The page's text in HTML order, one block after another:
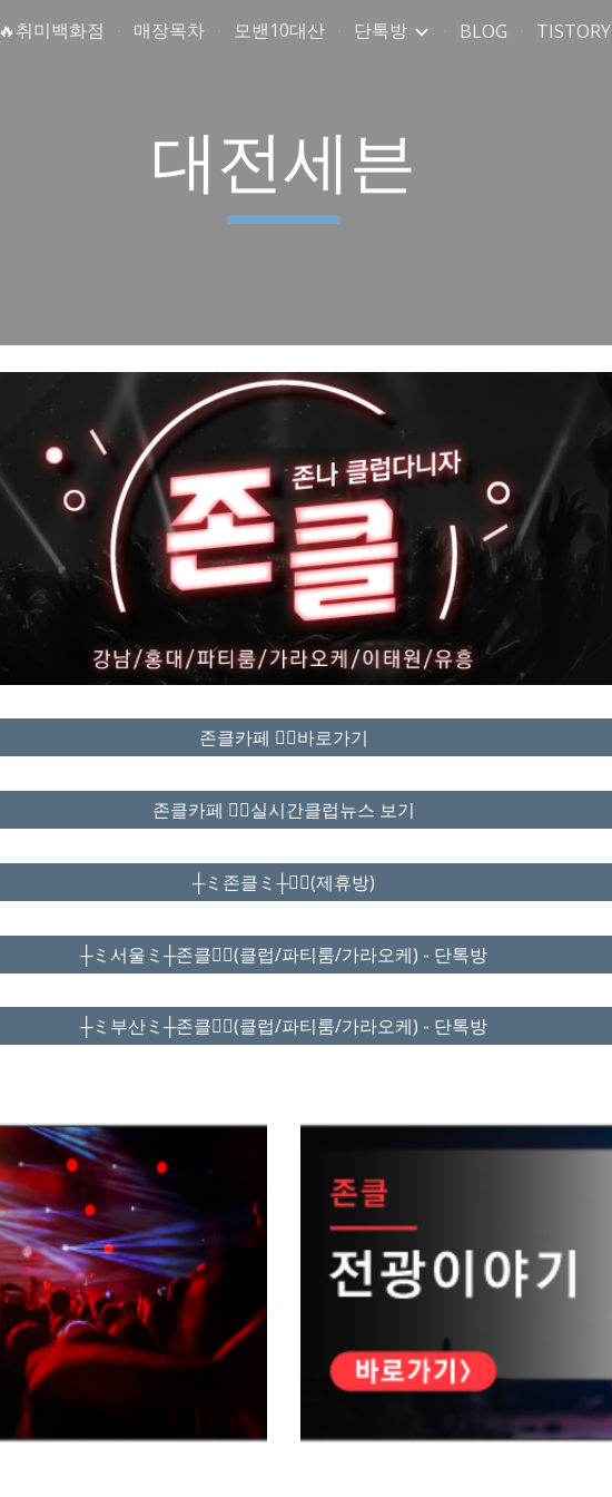
Skip to main content Skip to navigation
🔥취미백화점 매장목차 모밴10대산 단톡방 BLOG TISTORY
대전세븐
존클카페 ❤️‍🔥바로가기
존클카페 ❤️‍🔥실시간클럽뉴스 보기
┼ミ존클ミ┼❤️‍🔥(제휴방)
┼ミ서울ミ┼존클❤️‍🔥(클럽/파티룸/가라오케) - 단톡방
┼ミ부산ミ┼존클❤️‍🔥(클럽/파티룸/가라오케) - 단톡방